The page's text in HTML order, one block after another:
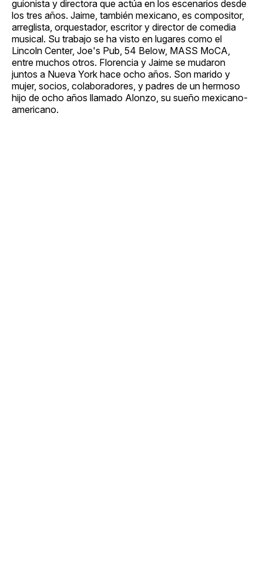
guionista y directora que actúa en los escenarios desde
los tres años. Jaime, también mexicano, es compositor,
arreglista, orquestador, escritor y director de comedia
musical. Su trabajo se ha visto en lugares como el
Lincoln Center, Joe's Pub, 54 Below, MASS MoCA,
entre muchos otros. Florencia y Jaime se mudaron
juntos a Nueva York hace ocho años. Son marido y
mujer, socios, colaboradores, y padres de un hermoso
hijo de ocho años llamado Alonzo, su sueño mexicano-
americano.